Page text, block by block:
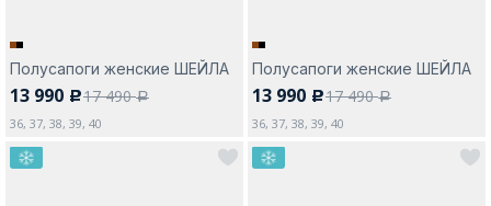
Полусапоги женские ШЕЙЛА
13 990 c17 490a
36, 37, 38, 39, 40
Полусапоги женские ШЕЙЛА
13 990 c17 490a
36, 37, 38, 39, 40